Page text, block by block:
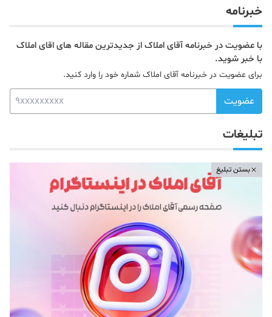
خبرنامه
با عضویت در خبرنامه آقای املاک از جدیدترین مقاله های اقای املاک
با خبر شوید.
برای عضویت در خبرنامه آقای املاک شماره خود را وارد کنید.
عضویت
تبلیغات
بستن تبلیغ